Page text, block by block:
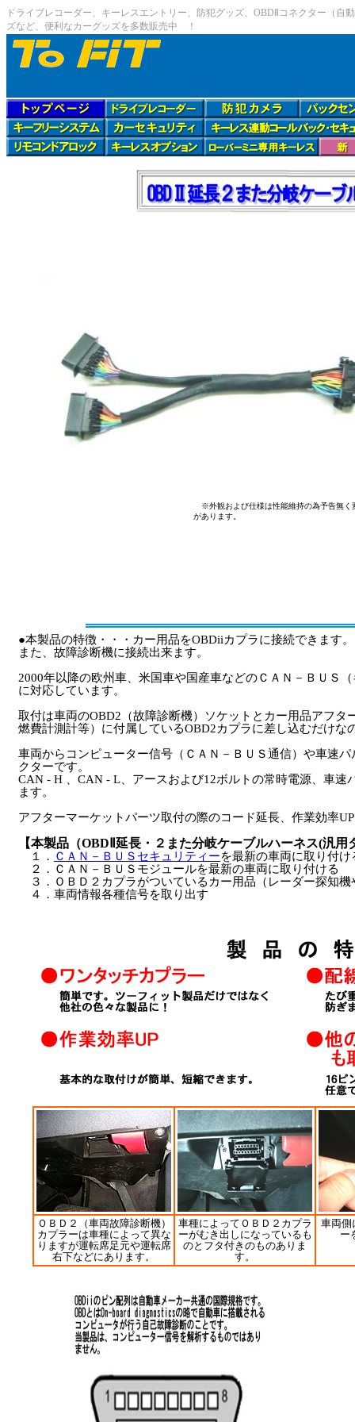
ドライブレコーダー、キーレスエントリー、防犯グッズ、OBDⅡコネクター（
ズなど、便利なカーグッズを多数販売中 ！
※外観および仕様は性能維持の為予告無く変更
があります。
●本製品の特徴・・・カー用品をOBDiiカプラに接続できます。
また、故障診断機に接続出来ます。
2000年以降の欧州車、米国車や国産車などのＣＡＮ－ＢＵＳ
に対応しています。
取付は車両のOBD2（故障診断機）ソケットとカー用品アフ
燃費計測計等）に付属しているOBD2カプラに差し込むだけな
車両からコンピューター信号（ＣＡＮ－ＢＵＳ通信）や車速
クターです。
CAN - H 、CAN - L、アースおよび12ボルトの常時電源、車
ます。
アフターマーケットパーツ取付の際のコード延長、作業効率
【本製品（OBDⅡ延長・２また分岐ケーブルハーネス(汎用
１． ＣＡＮ－ＢＵＳセキュリティーを最新の車両に取り付け
２．ＣＡＮ－ＢＵＳモジュールを最新の車両に取り付ける
３．ＯＢＤ２カプラがついているカー用品（レーダー探知
４．車両情報各種信号を取り出す
ＯＢＤ２（車両故障診断機）
カプラーは車種によって異な
りますが運転席足元や運転席
右下などにあります。
車種によってＯＢＤ２カプラ
ーがむき出しになっているも
のとフタ付きのものありま
す。
車両側
ー